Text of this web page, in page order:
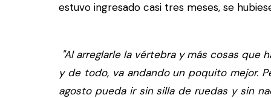
estuvo ingresado casi tres meses, se
"Al arreglarle la vértebra y más cosas que
y de todo, va andando un poquito mejor.
agosto pueda ir sin silla de ruedas y sin